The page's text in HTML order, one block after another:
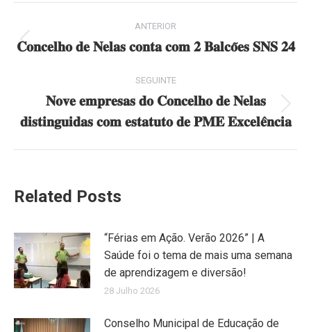
navigation
ANTERIOR
Previous
𝐂𝐨𝐧𝐜𝐞𝐥𝐡𝐨 𝐝𝐞 𝐍𝐞𝐥𝐚𝐬 𝐜𝐨𝐧𝐭𝐚 𝐜𝐨𝐦 𝟐 𝐁𝐚𝐥𝐜𝐨̃𝐞𝐬 𝐒𝐍𝐒 𝟐𝟒
SEGUINTE
Next
post:
𝐍𝐨𝐯𝐞 𝐞𝐦𝐩𝐫𝐞𝐬𝐚𝐬 𝐝𝐨 𝐂𝐨𝐧𝐜𝐞𝐥𝐡𝐨 𝐝𝐞 𝐍𝐞𝐥𝐚𝐬
𝐝𝐢𝐬𝐭𝐢𝐧𝐠𝐮𝐢𝐝𝐚𝐬 𝐜𝐨𝐦 𝐞𝐬𝐭𝐚𝐭𝐮𝐭𝐨 𝐝𝐞 𝐏𝐌𝐄 𝐄𝐱𝐜𝐞𝐥𝐞̂𝐧𝐜𝐢𝐚
Related Posts
“Férias em Ação. Verão 2026” | A
Saúde foi o tema de mais uma semana
de aprendizagem e diversão!
28 Julho 2026
Conselho Municipal de Educação de